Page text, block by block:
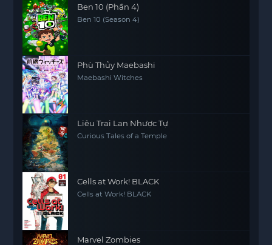
Ben 10 (Phần 4)
Ben 10 (Season 4)
Phù Thủy Maebashi
Maebashi Witches
Liêu Trai Lan Nhược Tự
Curious Tales of a Temple
Cells at Work! BLACK
Cells at Work! BLACK
Marvel Zombies